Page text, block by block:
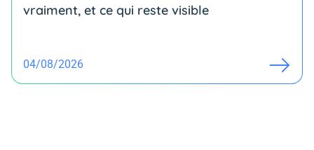
vraiment, et ce qui reste visible
04/08/2026